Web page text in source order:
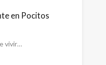
en Pocitos
vivir…